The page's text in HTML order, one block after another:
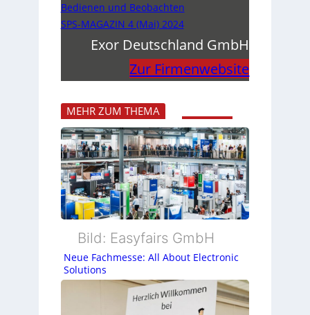
Bedienen und Beobachten
SPS-MAGAZIN 4 (Mai) 2024
Exor Deutschland GmbH
Zur Firmenwebsite
MEHR ZUM THEMA
Bild: Easyfairs GmbH
Neue Fachmesse: All About Electronic
Solutions